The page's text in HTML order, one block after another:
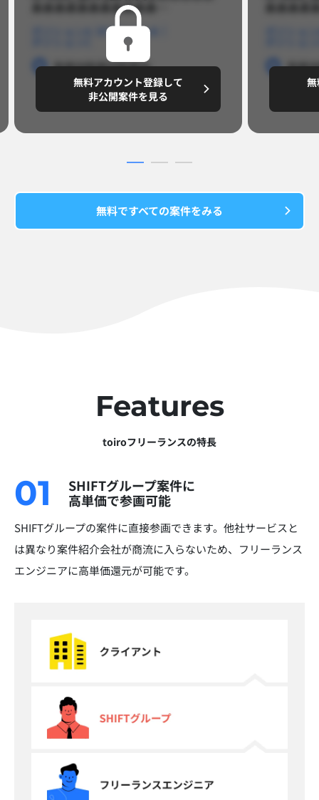
あああああああああああ…​
ポジションB
勤務地勤務地勤務地
～8,888,8888円/月
無料アカウント登録して
非公開案件を見る
勤務地
無料ですべての案件をみる
Features
toiroフリーランスの特長
01
SHIFTグループ案件に
高単価で参画可能
SHIFTグループの案件に直接参画できます。他社サービスと
は異なり案件紹介会社が商流に入らないため、フリーランス
エンジニアに高単価還元が可能です。​​